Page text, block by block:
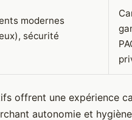
modernes
sécurité
offrent une expérience
autonomie et